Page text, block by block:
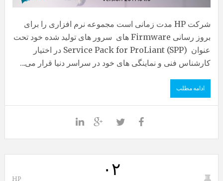
شرکت HP مدت زمانی است مجموعه نرم افزاری را برای
بروز رسانی Firmware های سرور های تولید شده خود تحت
عنوان (Service Pack for ProLiant (SPP در اختیار
کارشناس فنی و نماینگی های خود در سراسر دنیا قرار می...
ادامه مطلب
۰۲ HP